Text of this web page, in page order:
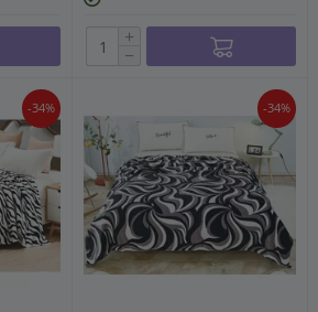
+
−
-34% -34%